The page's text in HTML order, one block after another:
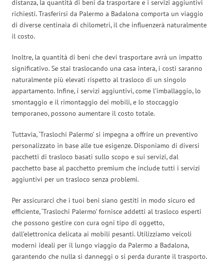
distanza, la quantità di beni da trasportare e i servizi aggiuntivi
richiesti. Trasferirsi da Palermo a Badalona comporta un viaggio
di diverse centinaia di chilometri, il che influenzerà naturalmente
il costo.
Inoltre, la quantità di beni che devi trasportare avrà un impatto
significativo. Se stai traslocando una casa intera, i costi saranno
naturalmente più elevati rispetto al trasloco di un singolo
appartamento. Infine, i servizi aggiuntivi, come l’imballaggio, lo
smontaggio e il rimontaggio dei mobili, e lo stoccaggio
temporaneo, possono aumentare il costo totale.
Tuttavia, ‘Traslochi Palermo’ si impegna a offrire un preventivo
personalizzato in base alle tue esigenze. Disponiamo di diversi
pacchetti di trasloco basati sullo scopo e sui servizi, dal
pacchetto base al pacchetto premium che include tutti i servizi
aggiuntivi per un trasloco senza problemi.
Per assicurarci che i tuoi beni siano gestiti in modo sicuro ed
efficiente, ‘Traslochi Palermo’ fornisce addetti al trasloco esperti
che possono gestire con cura ogni tipo di oggetto,
dall’elettronica delicata ai mobili pesanti. Utilizziamo veicoli
moderni ideali per il lungo viaggio da Palermo a Badalona,
garantendo che nulla si danneggi o si perda durante il trasporto.